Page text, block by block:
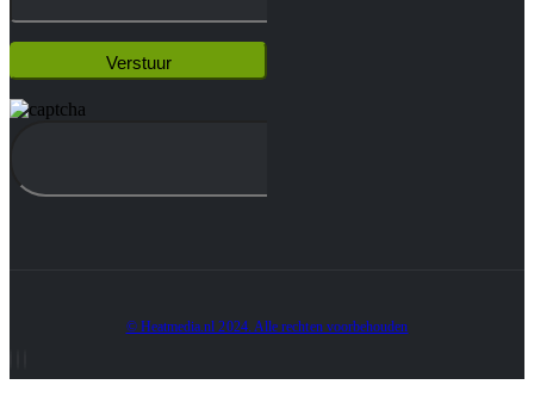
© Heatmedia.nl 2024. Alle rechten voorbehouden